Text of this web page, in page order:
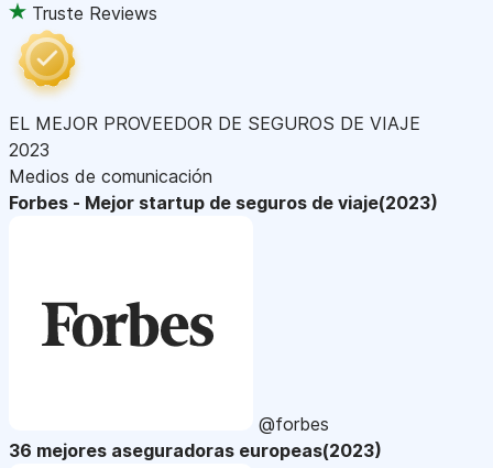
Truste Reviews
EL MEJOR PROVEEDOR DE SEGUROS DE VIAJE
2023
Medios de comunicación
Forbes - Mejor startup de seguros de viaje(2023)
@forbes
36 mejores aseguradoras europeas(2023)